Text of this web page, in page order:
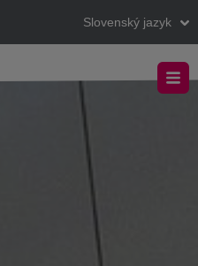
Slovenský jazyk